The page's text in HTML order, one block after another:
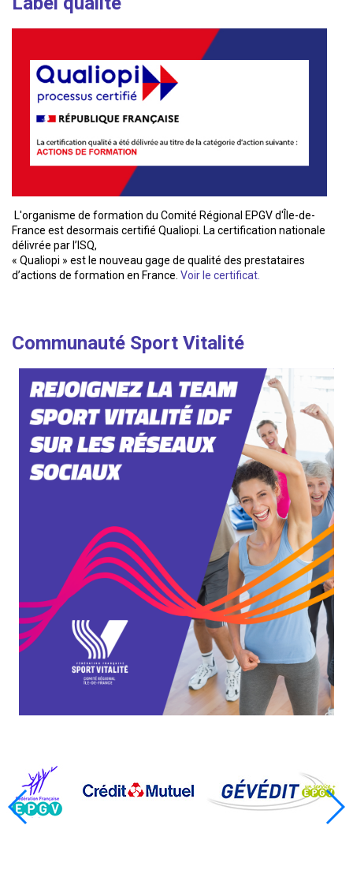
L'organisme de formation du Comité Régional EPGV d'Île-de-
France est desormais certifié Qualiopi. La certification nationale
délivrée par l’ISQ,
« Qualiopi » est le nouveau gage de qualité des prestataires
d’actions de formation en France. Voir le certificat.
Communauté Sport Vitalité